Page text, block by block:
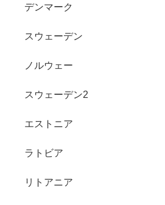
デンマーク
スウェーデン
ノルウェー
スウェーデン2
エストニア
ラトビア
リトアニア